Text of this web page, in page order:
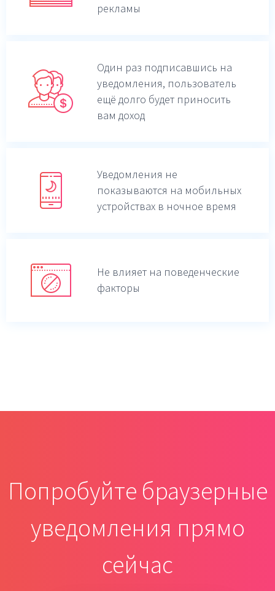
рекламы
Один раз подписавшись на
уведомления, пользователь
ещё долго будет приносить
вам доход
Уведомления не
показываются на мобильных
устройствах в ночное время
Не влияет на поведенческие
факторы
Попробуйте браузерные
уведомления прямо
сейчас